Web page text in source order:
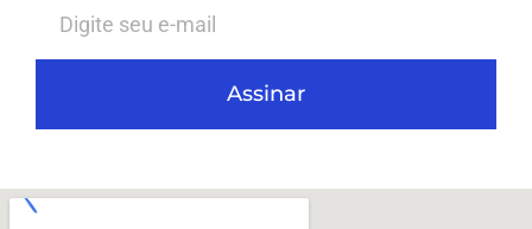
Assinar